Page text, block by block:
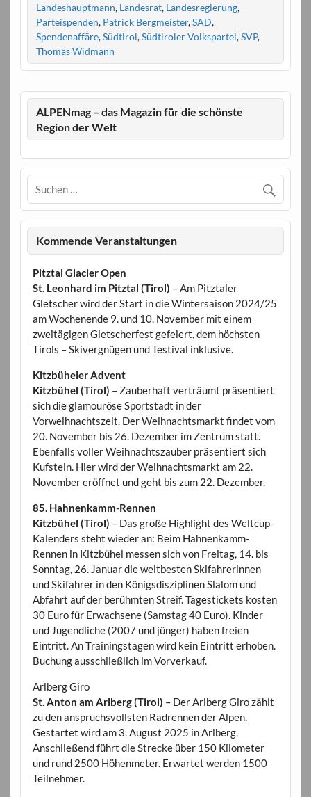
Landeshauptmann, Landesrat, Landesregierung,
Parteispenden, Patrick Bergmeister,SAD,
Spendenaffäre,Südtirol,Südtiroler Volkspartei,SVP,
Thomas Widmann
ALPENmag – das Magazin für die schönste
Region der Welt
Kommende Veranstaltungen
Pitztal Glacier Open
St. Leonhard im Pitztal (Tirol) – Am Pitztaler
Gletscher wird der Start in die Wintersaison 2024/25
am Wochenende 9. und 10. November mit einem
zweitägigen Gletscherfest gefeiert, dem höchsten
Tirols – Skivergnügen und Testival inklusive.
Kitzbüheler Advent
Kitzbühel (Tirol) – Zauberhaft verträumt präsentiert
sich die glamouröse Sportstadt in der
Vorweihnachtszeit. Der Weihnachtsmarkt findet vom
20. November bis 26. Dezember im Zentrum statt.
Ebenfalls voller Weihnachtszauber präsentiert sich
Kufstein. Hier wird der Weihnachtsmarkt am 22.
November eröffnet und geht bis zum 22. Dezember.
85. Hahnenkamm-Rennen
Kitzbühel (Tirol) – Das große Highlight des Weltcup-
Kalenders steht wieder an: Beim Hahnenkamm-
Rennen in Kitzbühel messen sich von Freitag, 14. bis
Sonntag, 26. Januar die weltbesten Skifahrerinnen
und Skifahrer in den Königsdisziplinen Slalom und
Abfahrt auf der berühmten Streif. Tagestickets kosten
30 Euro für Erwachsene (Samstag 40 Euro). Kinder
und Jugendliche (2007 und jünger) haben freien
Eintritt. An Trainingstagen wird kein Eintritt erhoben.
Buchung ausschließlich im Vorverkauf.
Arlberg Giro
St. Anton am Arlberg (Tirol) – Der Arlberg Giro zählt
zu den anspruchsvollsten Radrennen der Alpen.
Gestartet wird am 3. August 2025 in Arlberg.
Anschließend führt die Strecke über 150 Kilometer
und rund 2500 Höhenmeter. Erwartet werden 1500
Teilnehmer.